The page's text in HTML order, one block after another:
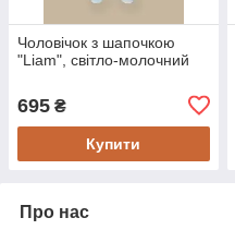
Чоловічок з шапочкою
"Liam", світло-молочний
695 ₴
Купити
Про нас